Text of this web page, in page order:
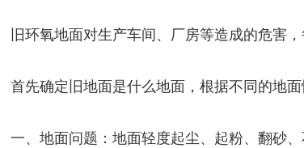
旧环氧地面对生产车间、厂房等造成的危害
首先确定旧地面是什么地面，根据不同的地
一、地面问题：地面轻度起尘、起粉、翻砂